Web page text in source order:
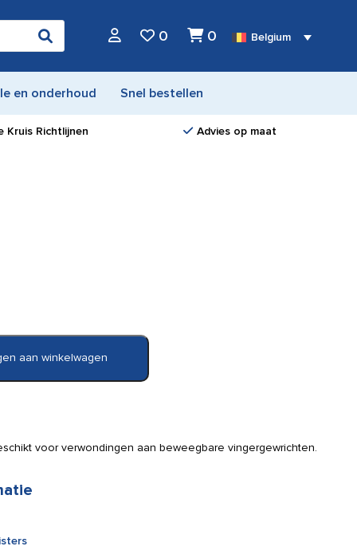
0 0 Belgium
en onderhoud Snel bestellen
Kruis Richtlijnen Advies op maat
aan winkelwagen
voor verwondingen aan beweegbare vingergewrichten.